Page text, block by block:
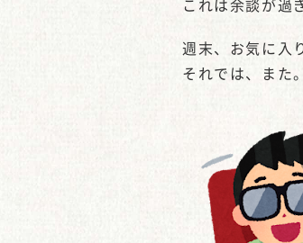
これは余談が過
週末、お気に入
それでは、また。